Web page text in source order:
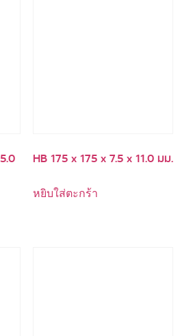
HB 175 x 175 x 7.5 x 11.0 มม.
หยิบใส่ตะกร้า